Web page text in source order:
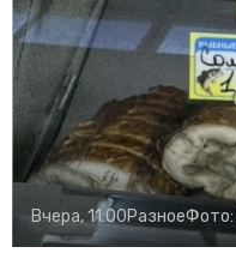
Вчера, 11:00РазноеФото: